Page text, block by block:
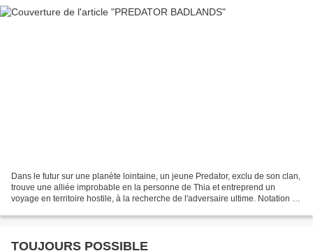
Dans le futur sur une planète lointaine, un jeune Predator, exclu de son clan,
trouve une alliée improbable en la personne de Thia et entreprend un
voyage en territoire hostile, à la recherche de l'adversaire ultime. Notation :
TOUJOURS POSSIBLE